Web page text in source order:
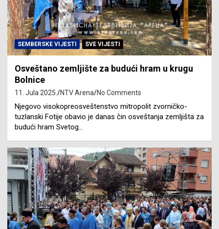
SEMBERSKE VIJESTI SVE VIJESTI
Osveštano zemljište za budući hram u krugu
Bolnice
11. Jula 2025. NTV Arena No Comments
Njegovo visokopreosveštenstvo mitropolit zvorničko-
tuzlanski Fotije obavio je danas čin osveštanja zemljišta za
budući hram Svetog…